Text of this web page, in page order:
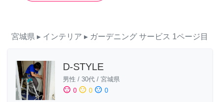
宮城県 ▸ インテリア ▸ ガーデニング サービス 1ページ目
D-STYLE
男性 / 30代 / 宮城県
sentiment_satisfied 0 sentiment_neutral 0 sentiment_dissatisfied 0